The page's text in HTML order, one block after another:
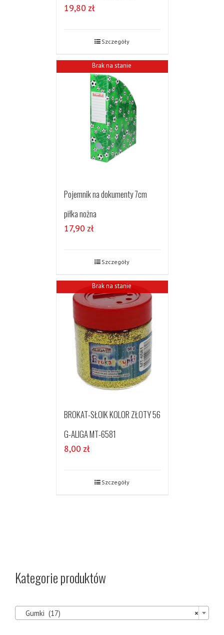
19,80 zł
Szczegóły
Brak na stanie
Pojemnik na dokumenty 7cm
piłka nożna
17,90 zł
Szczegóły
Brak na stanie
BROKAT-SŁOIK KOLOR ZŁOTY 56
G-ALIGA MT-6581
8,00 zł
Szczegóły
Kategorie produktów
×
Gumki (17)